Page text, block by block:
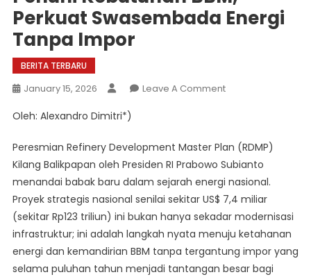
Perkuat Swasembada Energi
Tanpa Impor
BERITA TERBARU
January 15, 2026 Leave A CommentOn
Penuhi
Kebutuhan
BBM,
Perkuat
Swasembada
Energi
Tanpa
Impor
Oleh: Alexandro Dimitri*)
Peresmian Refinery Development Master Plan (RDMP)
Kilang Balikpapan oleh Presiden RI Prabowo Subianto
menandai babak baru dalam sejarah energi nasional.
Proyek strategis nasional senilai sekitar US$ 7,4 miliar
(sekitar Rp123 triliun) ini bukan hanya sekadar modernisasi
infrastruktur; ini adalah langkah nyata menuju ketahanan
energi dan kemandirian BBM tanpa tergantung impor yang
selama puluhan tahun menjadi tantangan besar bagi